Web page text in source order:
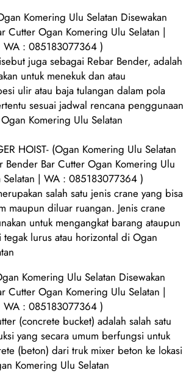
Komering Ulu Selatan Disewakan
Cutter Ogan Komering Ulu Selatan |
WA : 085183077364 )
juga sebagai Rebar Bender, adalah
untuk menekuk dan atau
ulir atau baja tulangan dalam pola
sesuai jadwal rencana penggunaan
Komering Ulu Selatan
HOIST- (Ogan Komering Ulu Selatan
Bender Bar Cutter Ogan Komering Ulu
Selatan | WA : 085183077364 )
salah satu jenis crane yang bisa
maupun diluar ruangan. Jenis crane
untuk mengangkat barang ataupun
lurus atau horizontal di Ogan
Komering Ulu Selatan Disewakan
Cutter Ogan Komering Ulu Selatan |
WA : 085183077364 )
(concrete bucket) adalah salah satu
yang secara umum berfungsi untuk
(beton) dari truk mixer beton ke lokasi
Komering Ulu Selatan